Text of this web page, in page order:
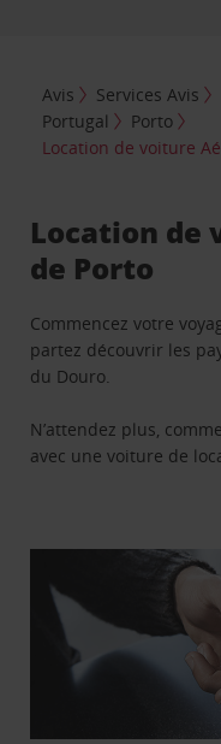
Avis Services Avis
Portugal
Porto
Location de voiture
Location de
de Porto
Commencez votre
partez découvrir les
du Douro.
N’attendez plus,
avec une voiture de